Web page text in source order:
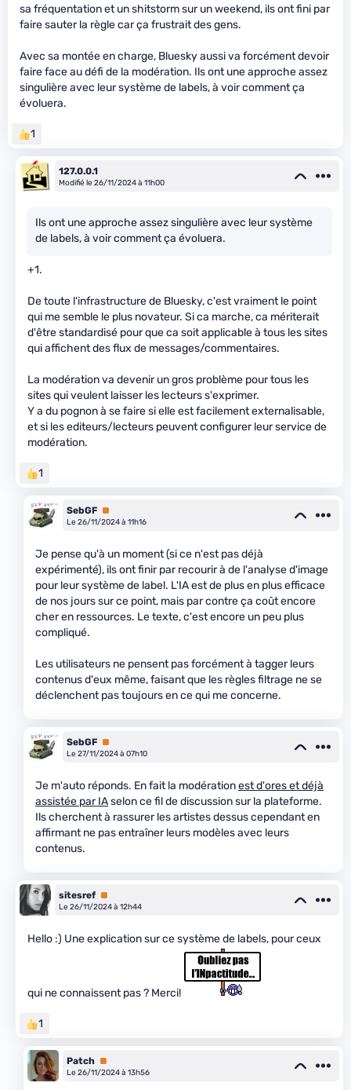
sa fréquentation et un shitstorm sur un weekend, ils ont fini par
faire sauter la règle car ça frustrait des gens.
Avec sa montée en charge, Bluesky aussi va forcément devoir
faire face au défi de la modération. Ils ont une approche assez
singulière avec leur système de labels, à voir comment ça
évoluera.
1
127.0.0.1
Modifié le 26/11/2024 à 11h00
Ils ont une approche assez singulière avec leur système
de labels, à voir comment ça évoluera.
+1.
De toute l'infrastructure de Bluesky, c'est vraiment le point
qui me semble le plus novateur. Si ca marche, ca mériterait
d'être standardisé pour que ca soit applicable à tous les sites
qui affichent des flux de messages/commentaires.
La modération va devenir un gros problème pour tous les
sites qui veulent laisser les lecteurs s'exprimer.
Y a du pognon à se faire si elle est facilement externalisable,
et si les editeurs/lecteurs peuvent configurer leur service de
modération.
1
SebGF Premium
Le 26/11/2024 à 11h16
Je pense qu'à un moment (si ce n'est pas déjà
expérimenté), ils ont finir par recourir à de l'analyse d'image
pour leur système de label. L'IA est de plus en plus efficace
de nos jours sur ce point, mais par contre ça coût encore
cher en ressources. Le texte, c'est encore un peu plus
compliqué.
Les utilisateurs ne pensent pas forcément à tagger leurs
contenus d'eux même, faisant que les règles filtrage ne se
déclenchent pas toujours en ce qui me concerne.
SebGF Premium
Le 27/11/2024 à 07h10
Je m'auto réponds. En fait la modérationest d'ores et déjà
assistée par IAselon ce fil de discussion sur la plateforme.
Ils cherchent à rassurer les artistes dessus cependant en
affirmant ne pas entraîner leurs modèles avec leurs
contenus.
sitesref Premium
Le 26/11/2024 à 12h44
Hello :) Une explication sur ce système de labels, pour ceux
qui ne connaissent pas ? Merci!
1
Patch Premium
Le 26/11/2024 à 13h56